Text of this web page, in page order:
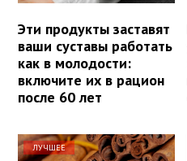
Эти продукты заставят
ваши суставы работать
как в молодости:
включите их в рацион
после 60 лет
ЛУЧШЕЕ